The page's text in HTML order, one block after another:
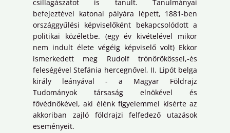
csillagászatot is tanult. Tanulmányai
befejeztével katonai pályára lépett, 1881-ben
országgyűlési képviselőként bekapcsolódott a
politikai közéletbe. (egy év kivételével mikor
nem indult élete végéig képviselő volt) Ekkor
ismerkedett meg Rudolf trónörökössel,-és
feleségével Stefánia hercegnővel, II. Lipót belga
király leányával - a Magyar Földrajz
Tudományok társaság elnökével és
fővédnökével, aki élénk figyelemmel kísérte az
akkoriban zajló földrajzi felfedező utazások
eseményeit.